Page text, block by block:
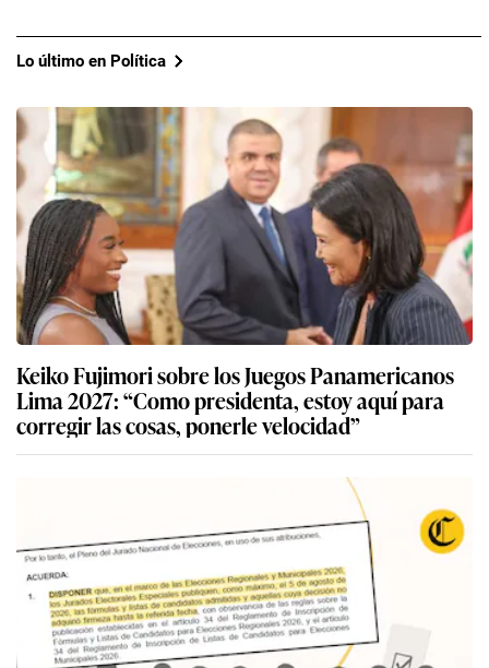
Lo último en Política
Keiko Fujimori sobre los Juegos Panamericanos
Lima 2027: “Como presidenta, estoy aquí para
corregir las cosas, ponerle velocidad”